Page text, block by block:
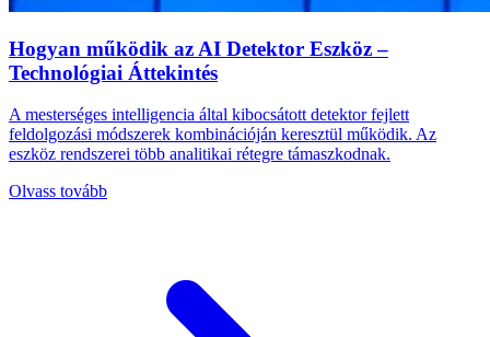
Hogyan működik az AI Detektor Eszköz –
Technológiai Áttekintés
A mesterséges intelligencia által kibocsátott detektor fejlett
feldolgozási módszerek kombinációján keresztül működik. Az
eszköz rendszerei több analitikai rétegre támaszkodnak.
Olvass tovább